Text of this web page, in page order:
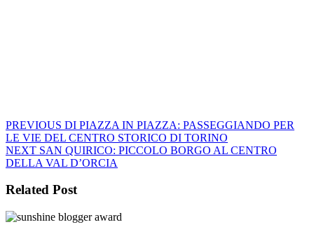
Navigazione
articoli
PREVIOUS Previous
post:
DI PIAZZA IN PIAZZA: PASSEGGIANDO PER
LE VIE DEL CENTRO STORICO DI TORINO
NEXT Next
post:
SAN QUIRICO: PICCOLO BORGO AL CENTRO
DELLA VAL D’ORCIA
Related Post